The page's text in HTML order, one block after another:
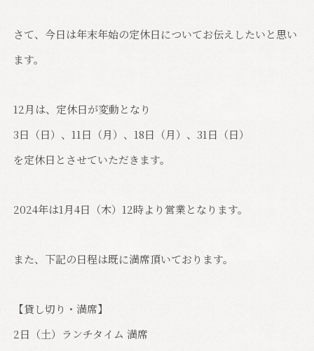
さて、今日は年末年始の定休日についてお伝えしたいと思い
ます。
12月は、定休日が変動となり
3日（日）、11日（月）、18日（月）、31日（日）
を定休日とさせていただきます。
2024年は1月4日（木）12時より営業となります。
また、下記の日程は既に満席頂いております。
【貸し切り・満席】
2日（土）ランチタイム 満席